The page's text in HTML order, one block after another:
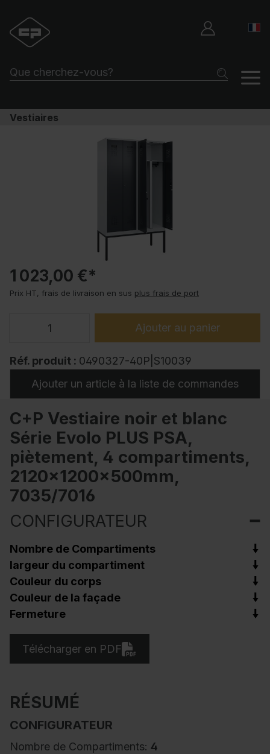
Vestiaires
1 023,00 €*
Prix HT, frais de livraison en sus plus frais de port
Ajouter au panier
Réf. produit : 0490327-40P|S10039
Ajouter un article à la liste de commandes
C+P Vestiaire noir et blanc
Série Evolo PLUS PSA,
piètement, 4 compartiments,
2120x1200x500mm,
7035/7016
CONFIGURATEUR
Nombre de Compartiments
largeur du compartiment
Couleur du corps
Couleur de la façade
Fermeture
Télécharger en PDF
RÉSUMÉ
CONFIGURATEUR
Nombre de Compartiments: 4